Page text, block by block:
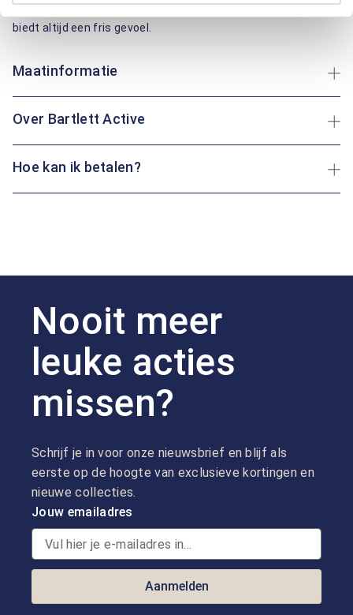
biedt altijd een fris gevoel.
Maatinformatie
Over Bartlett Active
Hoe kan ik betalen?
Nooit meer
leuke acties
missen?
Schrijf je in voor onze nieuwsbrief en blijf als
eerste op de hoogte van exclusieve kortingen en
nieuwe collecties.
Jouw emailadres
Aanmelden